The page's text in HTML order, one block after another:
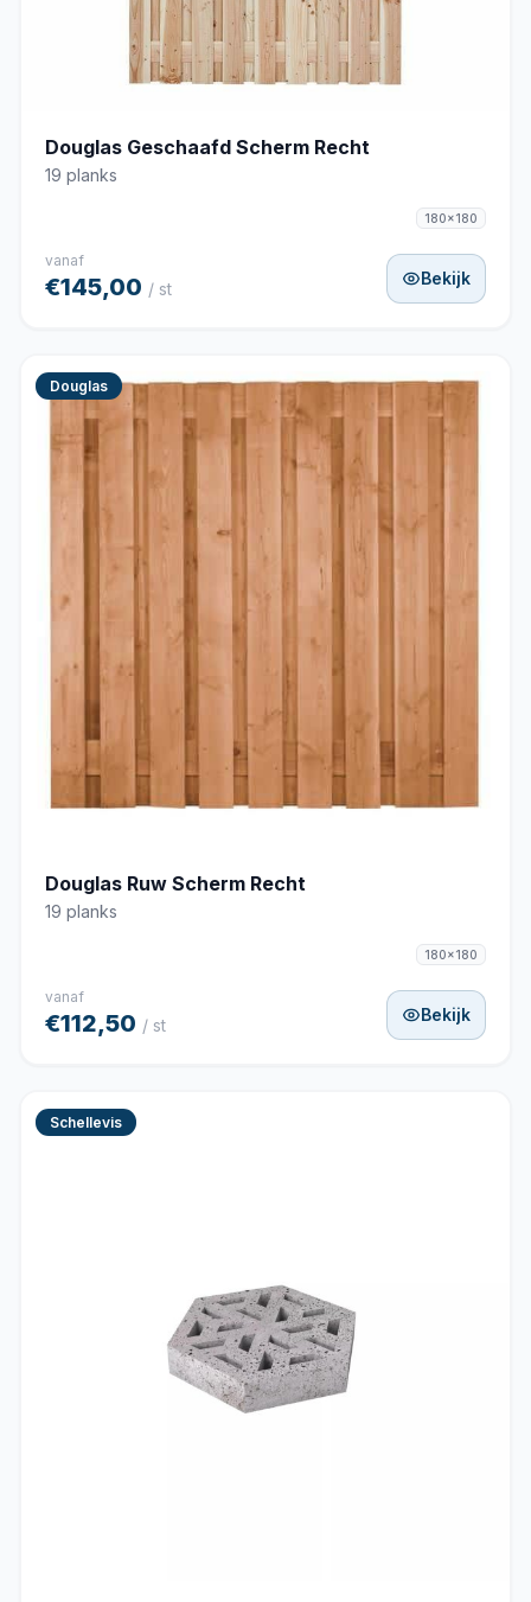
Douglas Geschaafd Scherm Recht
19 planks
180x180
vanaf
€145,00 / st
Bekijk
Douglas
Douglas Ruw Scherm Recht
19 planks
180x180
vanaf
€112,50 / st
Bekijk
Schellevis